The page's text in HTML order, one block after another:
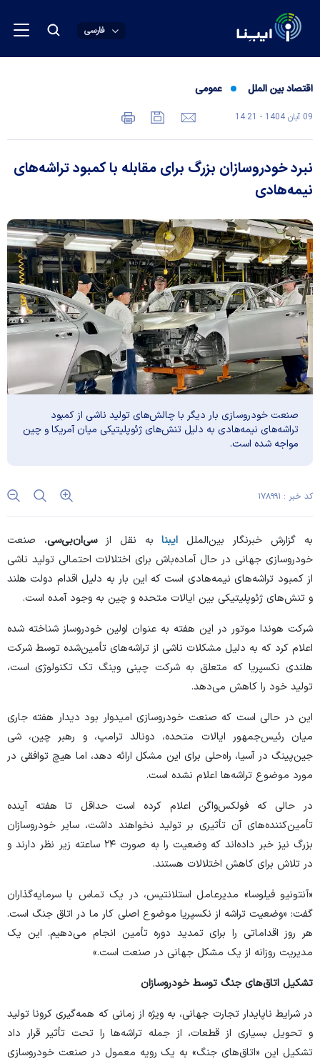
فارسی
اقتصاد بین الملل عمومی
09 آبان 1404 - 14:21
نبرد خودروسازان بزرگ برای مقابله با کمبود تراشه‌های
نیمه‌هادی
صنعت خودروسازی بار دیگر با چالش‌های تولید ناشی از کمبود
تراشه‌های نیمه‌هادی به دلیل تنش‌های ژئوپلیتیکی میان آمریکا و چین
مواجه شده است.
کد خبر : ۱۷۸۹۹۱
به گزارش خبرنگار بین‌الملل ایبنا به نقل ازسی‌ان‌بی‌سی، صنعت
خودروسازی جهانی در حال آماده‌باش برای اختلالات احتمالی تولید ناشی
از کمبود تراشه‌های نیمه‌هادی است که این بار به دلیل اقدام دولت هلند
و تنش‌های ژئوپلیتیکی بین ایالات متحده و چین به وجود آمده است.
شرکت هوندا موتور در این هفته به عنوان اولین خودروساز شناخته شده
اعلام کرد که به دلیل مشکلات ناشی از تراشه‌های تأمین‌شده توسط شرکت
هلندی نکسپریا که متعلق به شرکت چینی وینگ تک تکنولوژی است،
تولید خود را کاهش می‌دهد.
این در حالی است که صنعت خودروسازی امیدوار بود دیدار هفته جاری
میان رئیس‌جمهور ایالات متحده، دونالد ترامپ، و رهبر چین، شی
جین‌پینگ در آسیا، راه‌حلی برای این مشکل ارائه دهد، اما هیچ توافقی در
مورد موضوع تراشه‌ها اعلام نشده است.
در حالی که فولکس‌واگن اعلام کرده است حداقل تا هفته آینده
تأمین‌کننده‌های آن تأثیری بر تولید نخواهند داشت، سایر خودروسازان
بزرگ نیز خبر داده‌اند که وضعیت را به صورت ۲۴ ساعته زیر نظر دارند و
در تلاش برای کاهش اختلالات هستند.
«آنتونیو فیلوسا» مدیرعامل استلانتیس، در یک تماس با سرمایه‌گذاران
گفت: «وضعیت تراشه از نکسپریا موضوع اصلی کار ما در اتاق جنگ است.
هر روز اقداماتی را برای تمدید دوره تأمین انجام می‌دهیم. این یک
مدیریت روزانه از یک مشکل جهانی در صنعت است.»
تشکیل اتاق‌های جنگ توسط خودروسازان
در شرایط ناپایدار تجارت جهانی، به ویژه از زمانی که همه‌گیری کرونا تولید
و تحویل بسیاری از قطعات، از جمله تراشه‌ها را تحت تأثیر قرار داد
تشکیل این «اتاق‌های جنگ» به یک رویه معمول در صنعت خودروسازی